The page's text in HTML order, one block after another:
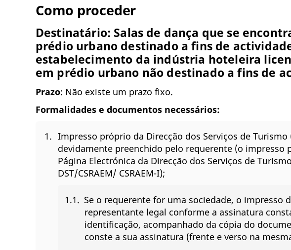
Como proceder
Destinatário: Salas de dança que se
prédio urbano destinado a fins de
estabelecimento da indústria hoteleira
em prédio urbano não destinado a fins de
Prazo: Não existe um prazo fixo.
Formalidades e documentos necessários:
Impresso próprio da Direcção dos Serviços de Turismo
devidamente preenchido pelo requerente (o impresso
Página Electrónica da Direcção dos Serviços de
DST/CSRAEM/ CSRAEM-I);
Se o requerente for uma sociedade, o impresso
representante legal conforme a assinatura
identificação, acompanhado da cópia do
conste a sua assinatura (frente e verso na